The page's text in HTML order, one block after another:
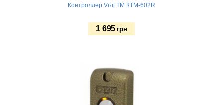
Контроллер Vizit TM КТМ-602R
1 695 грн